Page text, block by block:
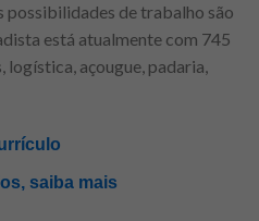
possibilidades de trabalho são
está atualmente com 745
logística, açougue, padaria,
saiba mais